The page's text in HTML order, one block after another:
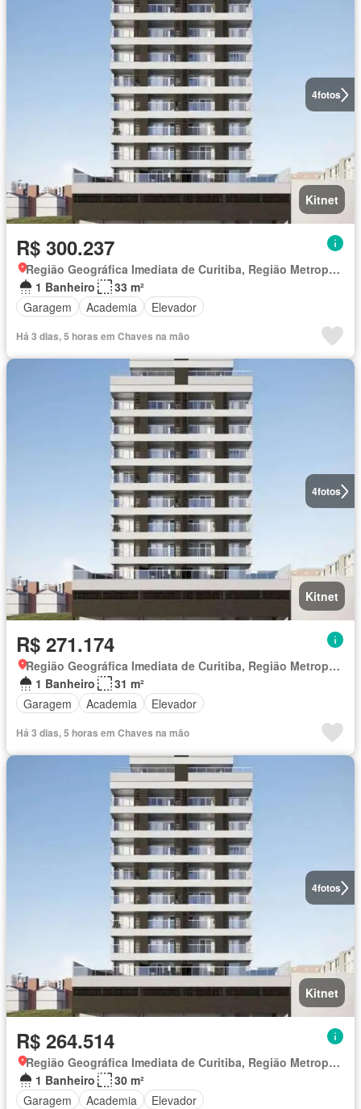
4fotos
Kitnet
R$ 300.237
Região Geográfica Imediata de Curitiba, Região Metropolitana de Curitiba
1 Banheiro
33 m²
Garagem
Academia Elevador
Há 3 dias, 5 horas em Chaves na mão
4fotos
Kitnet
R$ 271.174
Região Geográfica Imediata de Curitiba, Região Metropolitana de Curitiba
1 Banheiro
31 m²
Garagem
Academia Elevador
Há 3 dias, 5 horas em Chaves na mão
4fotos
Kitnet
R$ 264.514
Região Geográfica Imediata de Curitiba, Região Metropolitana de Curitiba
1 Banheiro
30 m²
Garagem
Academia Elevador